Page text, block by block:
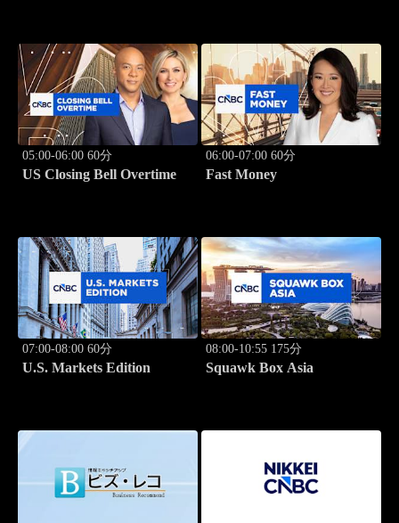
05:00-06:00 60分
US Closing Bell Overtime
06:00-07:00 60分
Fast Money
07:00-08:00 60分
U.S. Markets Edition
08:00-10:55 175分
Squawk Box Asia